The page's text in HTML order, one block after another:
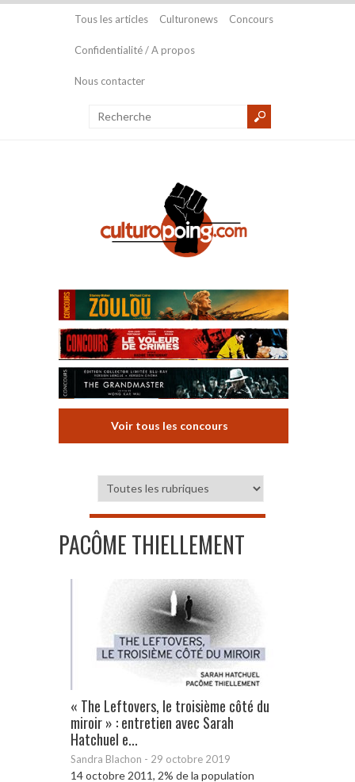
Tous les articles Culturonews Concours
Confidentialité / A propos
Nous contacter
Voir tous les concours
PACÔME THIELLEMENT
« The Leftovers, le troisième côté du
miroir » : entretien avec Sarah
Hatchuel e...
Sandra Blachon - 29 octobre 2019
14 octobre 2011, 2% de la population